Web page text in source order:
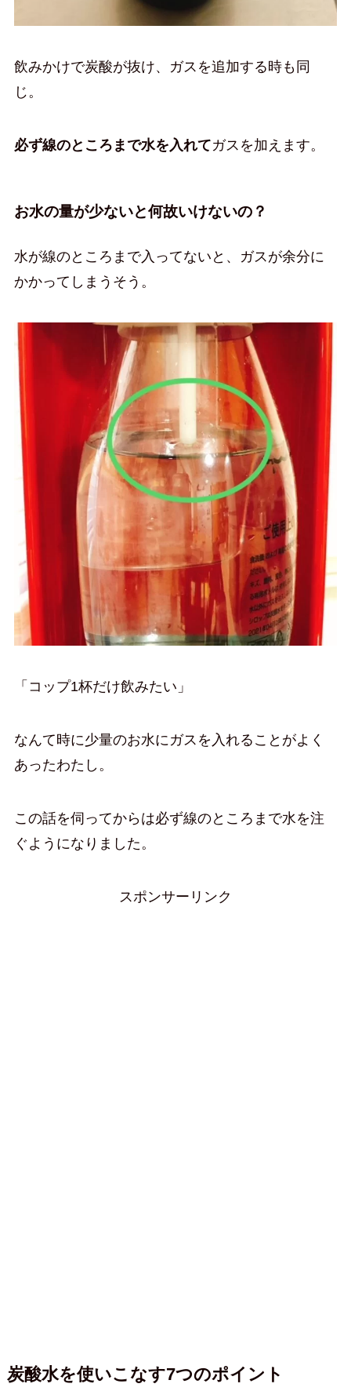
飲みかけで炭酸が抜け、ガスを追加する時も同
じ。
必ず線のところまで水を入れてガスを加えます。
お水の量が少ないと何故いけないの？
水が線のところまで入ってないと、ガスが余分に
かかってしまうそう。
「コップ1杯だけ飲みたい」
なんて時に少量のお水にガスを入れることがよく
あったわたし。
この話を伺ってからは必ず線のところまで水を注
ぐようになりました。
スポンサーリンク
炭酸水を使いこなす7つのポイント